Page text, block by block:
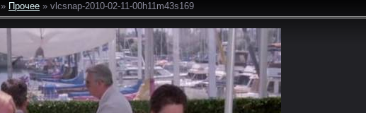
» Прочее » vlcsnap-2010-02-11-00h11m43s169